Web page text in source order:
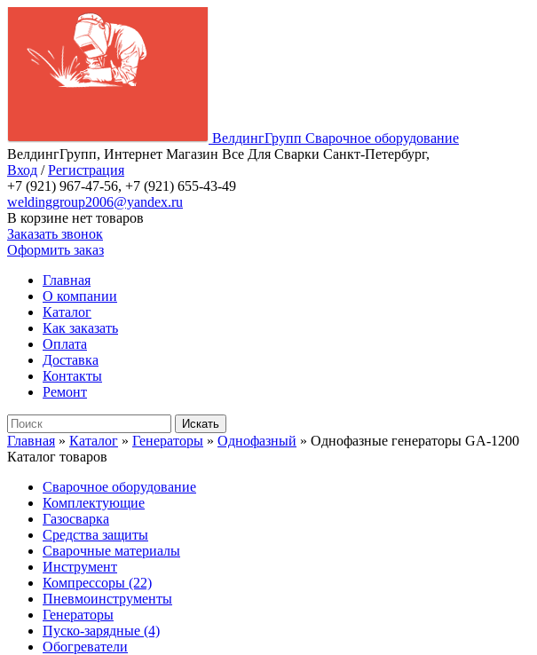
ВелдингГрупп Сварочное оборудование
ВелдингГрупп, Интернет Магазин Все Для Сварки Санкт-Петербург,
Вход /Регистрация
+7 (921) 967-47-56, +7 (921) 655-43-49
weldinggroup2006@yandex.ru
В корзине нет товаров
Заказать звонок
Оформить заказ
Главная
О компании
Каталог
Как заказать
Оплата
Доставка
Контакты
Ремонт
Главная » Каталог » Генераторы » Однофазный » Однофазные генераторы GA-1200
Каталог товаров
Сварочное оборудование
Комплектующие
Газосварка
Средства защиты
Сварочные материалы
Инструмент
Компрессоры (22)
Пневмоинструменты
Генераторы
Пуско-зарядные (4)
Обогреватели